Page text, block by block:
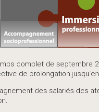
complet de septembre
de prolongation
des salariés des